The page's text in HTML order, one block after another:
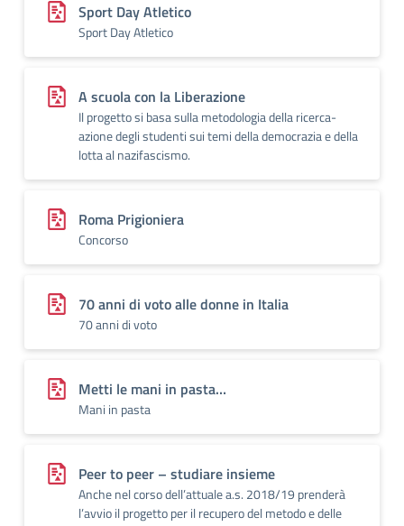
Sport Day Atletico
Sport Day Atletico
A scuola con la Liberazione
Il progetto si basa sulla metodologia della ricerca-
azione degli studenti sui temi della democrazia e della
lotta al nazifascismo.
Roma Prigioniera
Concorso
70 anni di voto alle donne in Italia
70 anni di voto
Metti le mani in pasta…
Mani in pasta
Peer to peer – studiare insieme
Anche nel corso dell’attuale a.s. 2018/19 prenderà
l’avvio il progetto per il recupero del metodo e delle